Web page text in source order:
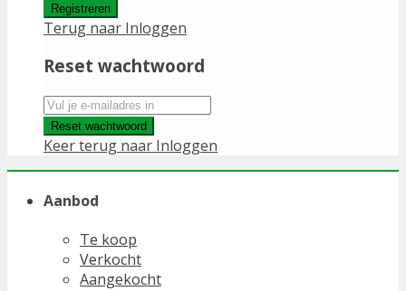
Registreren
Terug naar Inloggen
Reset wachtwoord
Reset wachtwoord
Keer terug naar Inloggen
Aanbod
Te koop
Verkocht
Aangekocht